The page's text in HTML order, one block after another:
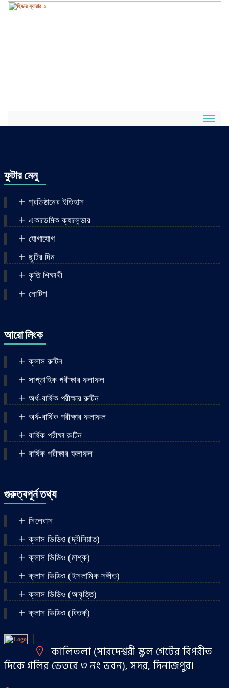
ফুটার মেনু
প্রতিষ্ঠানের ইতিহাস
একাডেমিক ক্যালেন্ডার
যোগাযোগ
ছুটির দিন
কৃতি শিক্ষার্থী
নোটিশ
আরো লিংক
ক্লাস রুটিন
সাপ্তাহিক পরীক্ষার ফলাফল
অর্ধ-বার্ষিক পরীক্ষার রুটিন
অর্ধ-বার্ষিক পরীক্ষার ফলাফল
বার্ষিক পরীক্ষা রুটিন
বার্ষিক পরীক্ষার ফলাফল
গুরুত্বপূর্ন তথ্য
সিলেবাস
ক্লাস ভিডিও (দ্বীনিয়াত)
ক্লাস ভিডিও (মাশ্‌ক)
ক্লাস ভিডিও (ইসলামিক সঙ্গীত)
ক্লাস ভিডিও (আবৃত্তি)
ক্লাস ভিডিও (বিতর্ক)
কালিতলা (সারদেশ্বরী স্কুল গেটের বিপরীত
দিকে গলির ভেতরে ৩ নং ভবন), সদর, দিনাজপুর।